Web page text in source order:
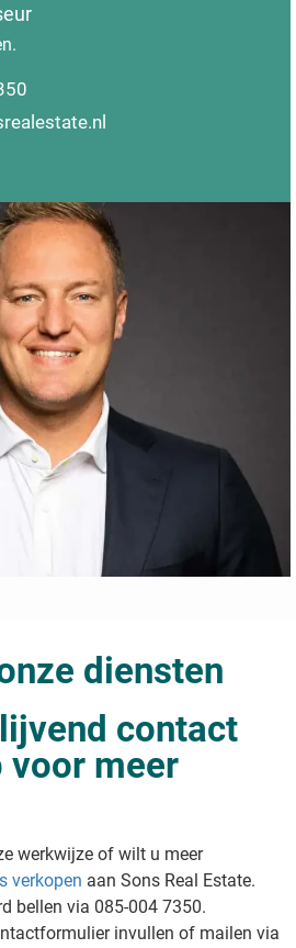
diensten
contact
voor meer
werkwijze of wilt u meer
verkopen aan Sons Real Estate.
bellen via 085-004 7350.
invullen of mailen via